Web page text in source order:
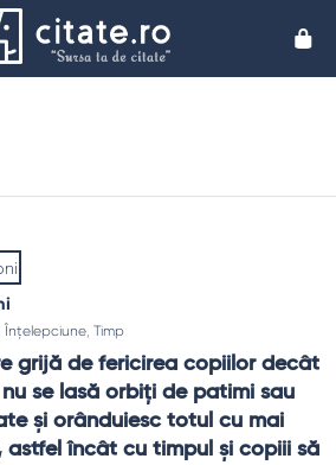
Înțelepciune Timp
grijă de fericirea copiilor decât
se lasă orbiţi de patimi sau
şi orânduiesc totul cu mai
astfel încât cu timpul şi copiii să